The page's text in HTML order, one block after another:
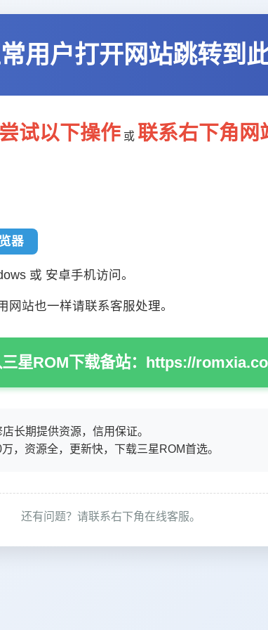
用户打开网站跳转到
试以下操作 或 联系右下角网
器
或 安卓手机访问。
站也一样请联系客服处理。
三星ROM下载备站：https://
长期提供资源，信用保证。
，资源全，更新快，下载三星ROM首选。
还有问题？请联系右下角在线客服。